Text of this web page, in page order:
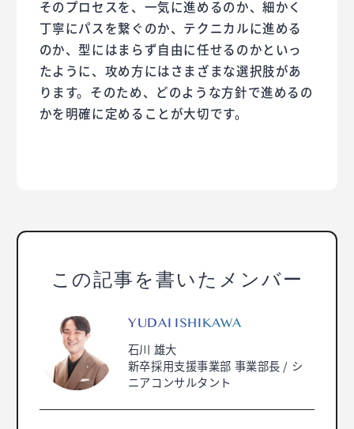
そのプロセスを、一気に進めるのか、細かく
丁寧にパスを繋ぐのか、テクニカルに進める
のか、型にはまらず自由に任せるのかといっ
たように、攻め方にはさまざまな選択肢があ
ります。そのため、どのような方針で進めるの
かを明確に定めることが大切です。
この記事を書いたメンバー
YUDAI ISHIKAWA
石川 雄大
新卒採用支援事業部 事業部長 / シ
ニアコンサルタント